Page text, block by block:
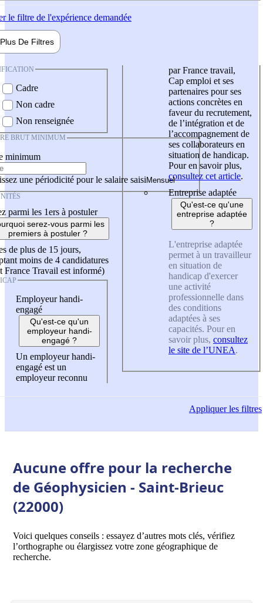
le filtre de l'expérience demandée
Plus De Filtres
Cadre
Non cadre
Non renseignée
BRUT MINIMUM
minimum
une périodicité pour le salaire saisi
parmi les 1ers à postuler
serez-vous parmi les
premiers à postuler ?
de plus de 15 jours,
moins de 4 candidatures
France Travail est informé)
Employeur handi-
engagé
Qu'est-ce qu'un
employeur handi-
engagé ?
Un employeur handi-
engagé est un
employeur reconnu
par France travail,
Cap emploi et ses
partenaires pour ses
actions concrètes en
faveur du recrutement,
de l’intégration et de
l’accompagnement de
ses collaborateurs en
situation de handicap.
Pour en savoir plus,
consultez cet article.
Entreprise adaptée
Qu'est-ce qu'une
entreprise adaptée
?
L'entreprise adaptée
permet à un travailleur
en situation de
handicap d'exercer
une activité
professionnelle dans
des conditions
adaptées à ses
capacités. Pour en
savoir plus, consultez
le site de l’UNEA.
Appliquerles filtres
Aucune offre pour la recherche
de Géophysicien - Saint-Brieuc
(22000)
Voici quelques conseils : essayez d’autres mots clés, vérifiez
l’orthographe ou élargissez votre zone géographique de
recherche.